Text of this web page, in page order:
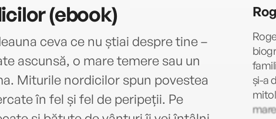
(ebook)
ceva ce nu știai despre tine –
ascunsă, o mare temere sau un
Miturile nordicilor spun povestea
în fel și fel de peripeții. Pe
și-a